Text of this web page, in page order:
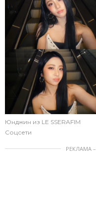
Юнджин из LE SSERAFIM
Соцсети
РЕКЛАМА